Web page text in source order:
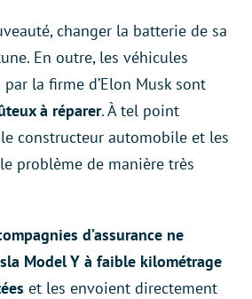
changer la batterie de sa
En outre, les véhicules
la firme d’Elon Musk sont
à réparer. À tel point
constructeur automobile et les
problème de manière très
d’assurance ne
Model Y à faible kilométrage
et les envoient directement